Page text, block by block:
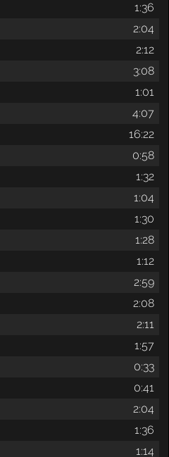
1:36
2:04
2:12
3:08
1:01
4:07
16:22
0:58
1:32
1:04
1:30
1:28
1:12
2:59
2:08
2:11
1:57
0:33
0:41
2:04
1:36
1:14